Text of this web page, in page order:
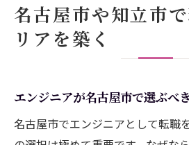
名古屋市や知立市
リアを築く
エンジニアが名古屋市で選ぶべ
名古屋市でエンジニアとして転職